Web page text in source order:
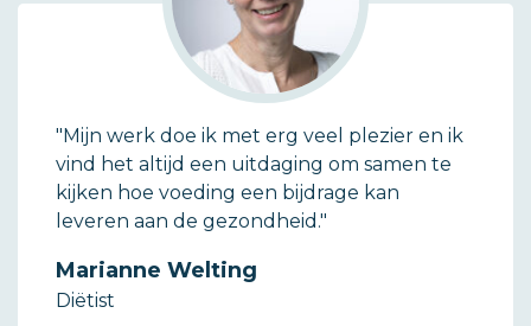
"Mijn werk doe ik met erg veel plezier en ik
vind het altijd een uitdaging om samen te
kijken hoe voeding een bijdrage kan
leveren aan de gezondheid."
Marianne Welting
Diëtist